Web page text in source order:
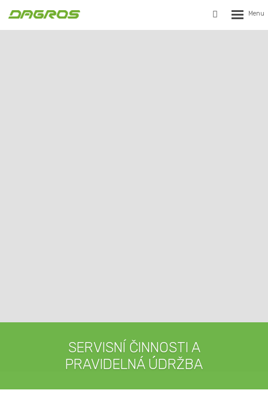
Vyhledávání
SERVISNÍ ČINNOSTI A
PRAVIDELNÁ ÚDRŽBA